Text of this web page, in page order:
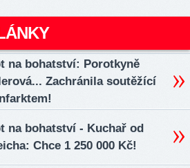
na bohatství: Porotkyně
Zachránila soutěžící
na bohatství - Kuchař od
Chce 1 250 000 Kč!